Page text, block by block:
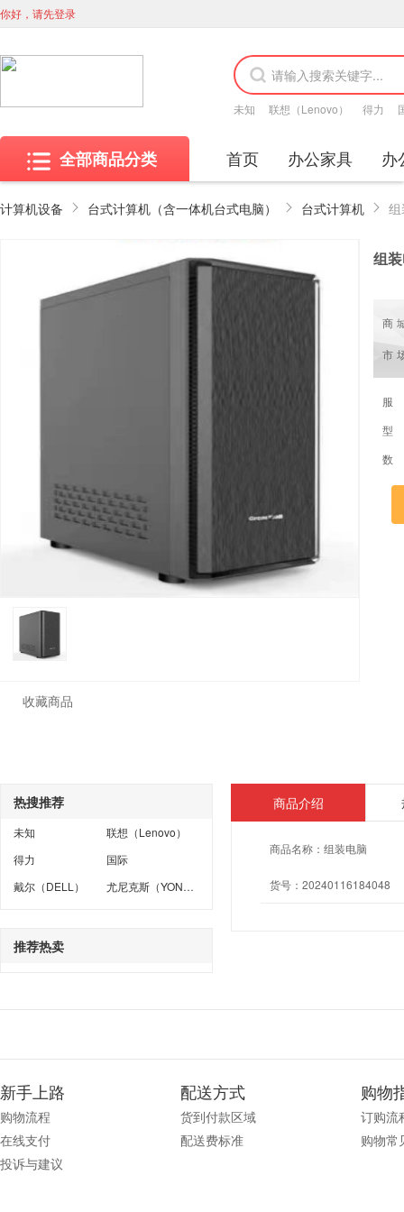
你好，请先登录
未知 联想（Lenovo） 得力
全部商品分类 首页 办公家具 办
计算机设备 台式计算机（含一体机台式电脑） 台式计算机
收藏商品
组
商
市
服
型
数
热搜推荐
未知
联想（Lenovo）
得力
国际
戴尔（DELL）
尤尼克斯（YONEX）
推荐热卖
商品介绍
商品名称： 组装电脑
货号： 20240116184048
新手上路
购物流程
在线支付
投诉与建议
配送方式
货到付款区域
配送费标准
购物
订购流
购物常